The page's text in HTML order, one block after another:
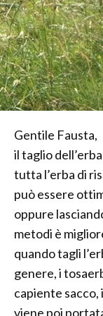
Gentile Fausta,
il taglio
tutta l’erba di
può essere
oppure
metodi è
quando tagli
genere, i
capiente sacco,
viene poi